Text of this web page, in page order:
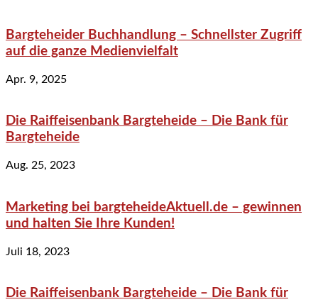
Bargteheider Buchhandlung – Schnellster Zugriff
auf die ganze Medienvielfalt
Apr. 9, 2025
Die Raiffeisenbank Bargteheide – Die Bank für
Bargteheide
Aug. 25, 2023
Marketing bei bargteheideAktuell.de – gewinnen
und halten Sie Ihre Kunden!
Juli 18, 2023
Die Raiffeisenbank Bargteheide – Die Bank für